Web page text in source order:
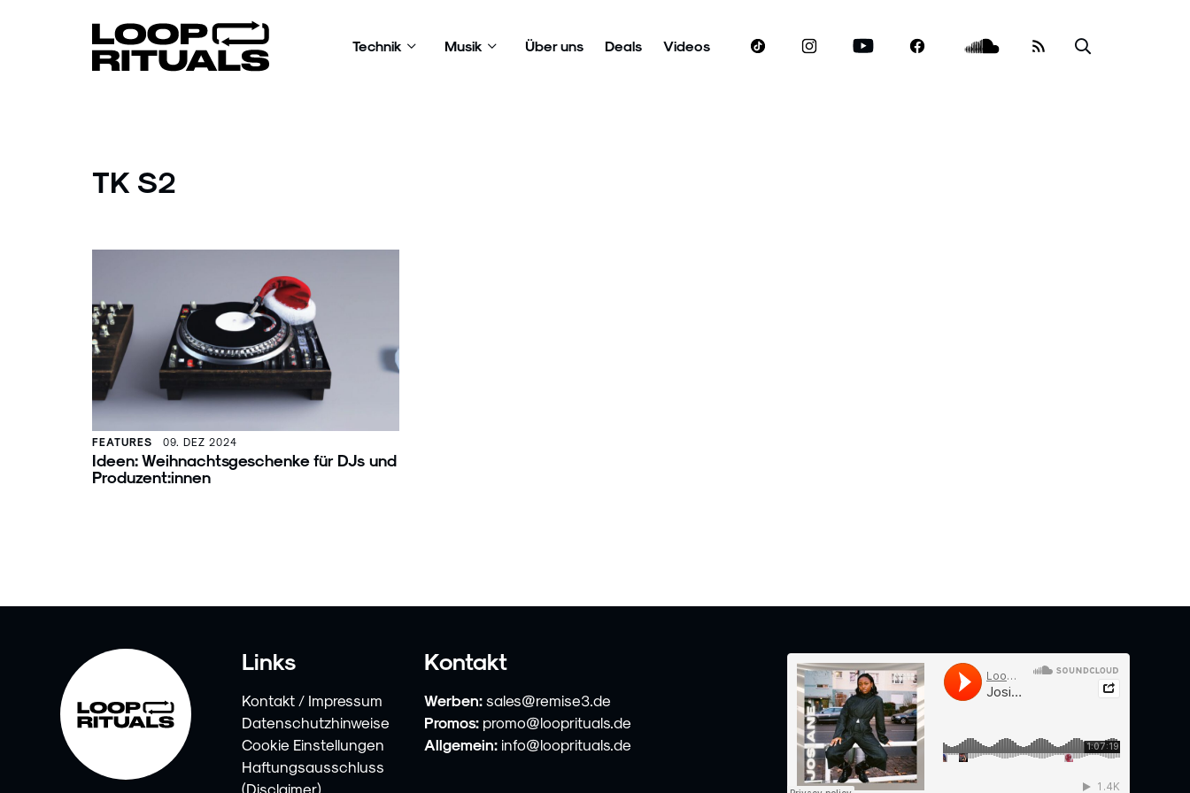
Technik Musik Über uns Deals Videos
TK S2
FEATURES 09. DEZ 2024
Ideen: Weihnachtsgeschenke für DJs und
Produzent:innen
Links
Kontakt / Impressum
Datenschutzhinweise
Cookie Einstellungen
Haftungsausschluss
(Disclaimer)
Kontakt
Werben: sales@remise3.de
Promos: promo@looprituals.de
Allgemein: info@looprituals.de